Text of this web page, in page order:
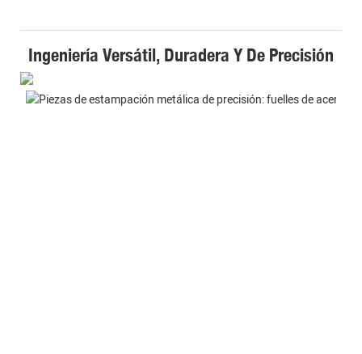
Ingeniería Versátil, Duradera Y De Precisión